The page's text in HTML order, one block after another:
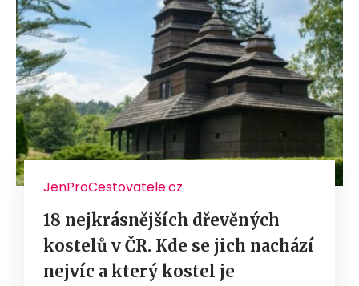
JenProCestovatele.cz
18 nejkrásnějších dřevěných
kostelů v ČR. Kde se jich nachází
nejvíc a který kostel je